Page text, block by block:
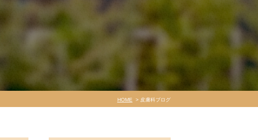
膚病
善・食事療法
柴犬の皮膚病
シーズーの皮膚病
フレンチブルドッグの皮膚病
トイプードルの皮膚病
症状別
コラム「皮膚科のいろは」
診療提携・セミナー開催
HOME 皮膚科ブログ